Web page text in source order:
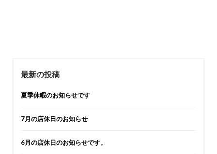
最新の投稿
夏季休暇のお知らせです
7月の店休日のお知らせ
6月の店休日のお知らせです。